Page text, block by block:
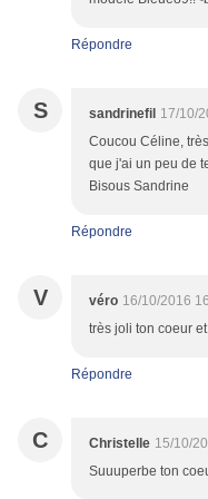
Répondre
S sandrinefil 17/10/
Coucou Céline,
que j'ai un peu de
Bisous Sandrine
Répondre
V véro 16/10/2016
très joli ton coeur
Répondre
C Christelle 15/10/
Suuuperbe ton